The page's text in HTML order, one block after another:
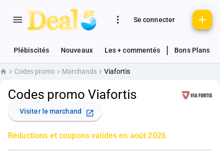
Se connecter
Plébiscités Nouveaux Les + commentés Bons Plans
AccueilCodes promo Marchands Viafortis
Codes promo Viafortis
Visiter le marchand
Réductions et coupons valides en août 2026